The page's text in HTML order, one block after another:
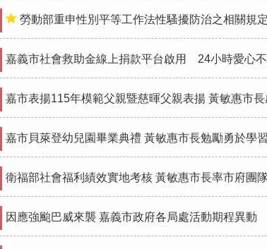
勞動部重申性別平等工作法性騷擾防治之相關規定
嘉義市社會救助金線上捐款平台啟用 24小時愛心
嘉市表揚115年模範父親暨慈暉父親表揚 黃敏惠市
嘉市貝萊登幼兒園畢業典禮 黃敏惠市長勉勵勇於學
衛福部社會福利績效實地考核 黃敏惠市長率市府團
因應強颱巴威來襲 嘉義市政府各局處活動期程異動